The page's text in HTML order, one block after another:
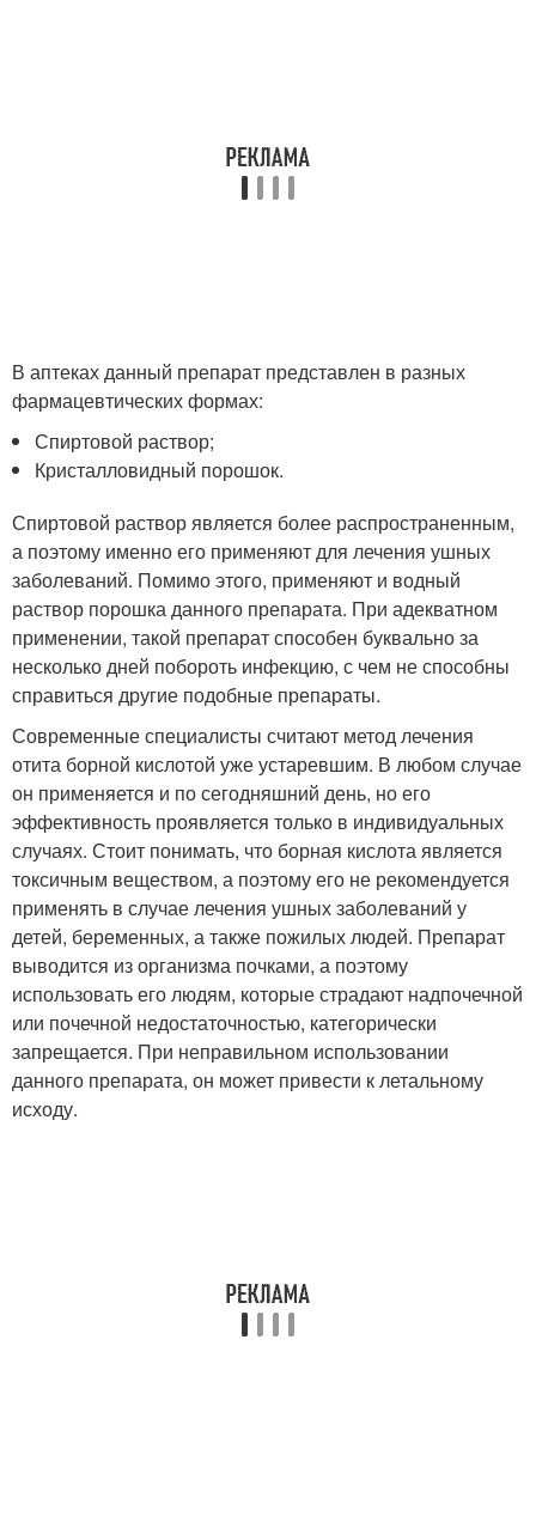
В аптеках данный препарат представлен в разных
фармацевтических формах:
Спиртовой раствор;
Кристалловидный порошок.
Спиртовой раствор является более распространенным,
а поэтому именно его применяют для лечения ушных
заболеваний. Помимо этого, применяют и водный
раствор порошка данного препарата. При адекватном
применении, такой препарат способен буквально за
несколько дней побороть инфекцию, с чем не способны
справиться другие подобные препараты.
Современные специалисты считают метод лечения
отита борной кислотой уже устаревшим. В любом случае
он применяется и по сегодняшний день, но его
эффективность проявляется только в индивидуальных
случаях. Стоит понимать, что борная кислота является
токсичным веществом, а поэтому его не рекомендуется
применять в случае лечения ушных заболеваний у
детей, беременных, а также пожилых людей. Препарат
выводится из организма почками, а поэтому
использовать его людям, которые страдают надпочечной
или почечной недостаточностью, категорически
запрещается. При неправильном использовании
данного препарата, он может привести к летальному
исходу.